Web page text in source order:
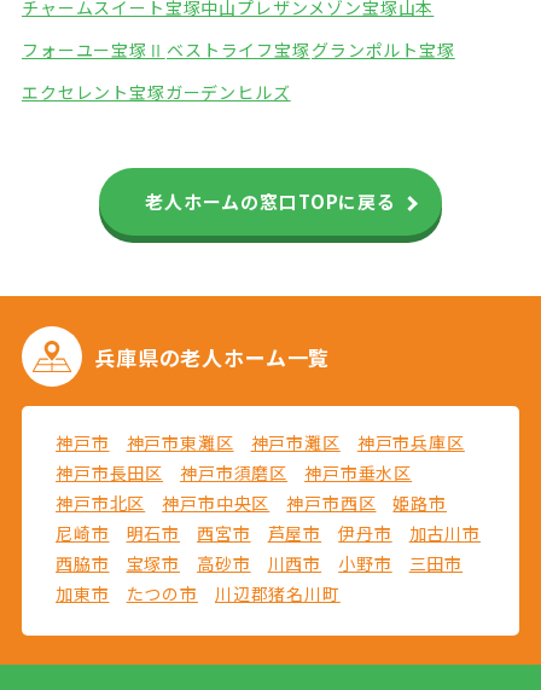
チャームスイート宝塚中山プレザンメゾン宝塚山本
フォーユー宝塚Ⅱ ベストライフ宝塚グランポルト宝塚
エクセレント宝塚ガーデンヒルズ
老人ホームの窓口TOPに戻る
兵庫県の老人ホーム一覧
神戸市 神戸市東灘区 神戸市灘区
神戸市兵庫区
神戸市長田区
神戸市須磨区
神戸市垂水区
神戸市北区
神戸市中央区 神戸市西区
姫路市
尼崎市
明石市 西宮市 芦屋市 伊丹市
加古川市
西脇市
宝塚市 高砂市 川西市 小野市
三田市
加東市
たつの市 川辺郡猪名川町